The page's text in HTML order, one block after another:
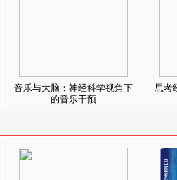
音乐与大脑：神经科学视角下
的音乐干预
思考